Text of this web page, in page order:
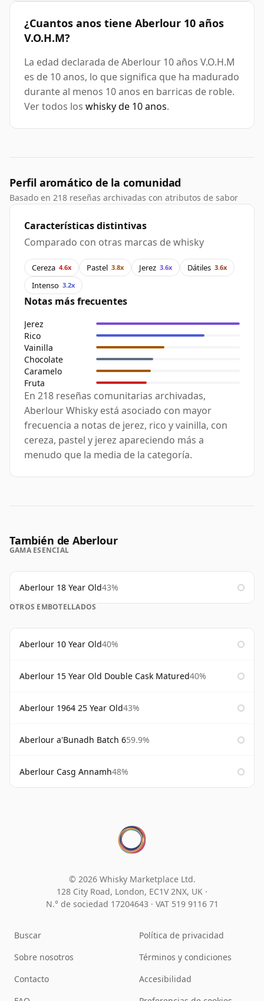
¿Cuantos anos tiene Aberlour 10 años
V.O.H.M?
La edad declarada de Aberlour 10 años V.O.H.M
es de 10 anos, lo que significa que ha madurado
durante al menos 10 anos en barricas de roble.
Ver todos los whisky de 10 anos.
Perfil aromático de la comunidad
Basado en 218 reseñas archivadas con atributos de sabor
Características distintivas
Comparado con otras marcas de whisky
Cereza 4.6x Pastel 3.8x Jerez 3.6x Dátiles 3.6x
Intenso 3.2x
Notas más frecuentes
Jerez
Rico
Vainilla
Chocolate
Caramelo
Fruta
En 218 reseñas comunitarias archivadas,
Aberlour Whisky está asociado con mayor
frecuencia a notas de jerez, rico y vainilla, con
cereza, pastel y jerez apareciendo más a
menudo que la media de la categoría.
También de Aberlour
GAMA ESENCIAL
Aberlour 18 Year Old43%
OTROS EMBOTELLADOS
Aberlour 10 Year Old40%
Aberlour 15 Year Old Double Cask Matured40%
Aberlour 1964 25 Year Old43%
Aberlour a'Bunadh Batch 659.9%
Aberlour Casg Annamh48%
© 2026 Whisky Marketplace Ltd.
128 City Road, London, EC1V 2NX, UK ·
N.° de sociedad 17204643 · VAT 519 9116 71
Buscar
Sobre nosotros
Contacto
Política de privacidad
Términos y condiciones
Accesibilidad